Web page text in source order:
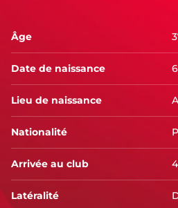
Âge
Date de naissance
Lieu de naissance
Nationalité
Arrivée au club
Latéralité